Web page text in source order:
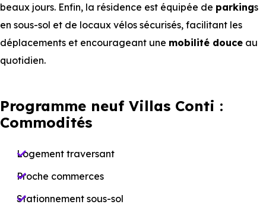
beaux jours. Enfin, la résidence est équipée de parkings
en sous-sol et de locaux vélos sécurisés, facilitant les
déplacements et encourageant une mobilité douce au
quotidien.
Programme neuf Villas Conti :
Commodités
Logement traversant
Proche commerces
Stationnement sous-sol